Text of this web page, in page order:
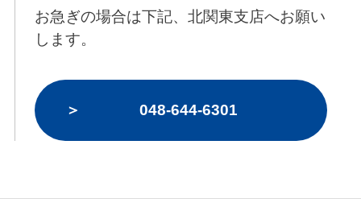
お急ぎの場合は下記、北関東支店へお願い
します。
048-644-6301